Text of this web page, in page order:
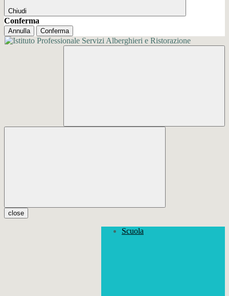
Chiudi
Conferma
Annulla Conferma
close
Scuola